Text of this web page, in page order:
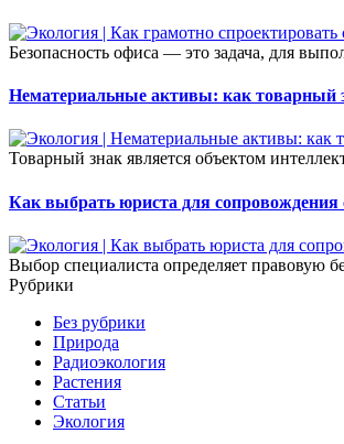
Безопасность офиса — это задача, для
Нематериальные активы: как товарный
Товарный знак является объектом
Как выбрать юриста для сопровождения
Выбор специалиста определяет правовую
Рубрики
Без рубрики
Природа
Радиоэкология
Растения
Статьи
Экология